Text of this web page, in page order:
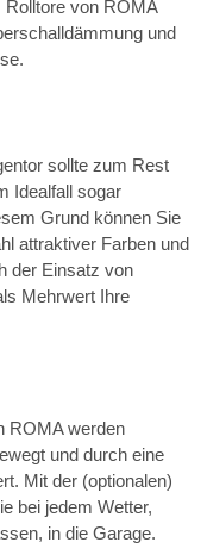
Rolltore von ROMA
und
sollte zum Rest
Idealfall sogar
Grund können Sie
attraktiver Farben und
der Einsatz von
Mehrwert Ihre
ROMA werden
und durch eine
Mit der (optionalen)
bei jedem Wetter,
in die Garage.